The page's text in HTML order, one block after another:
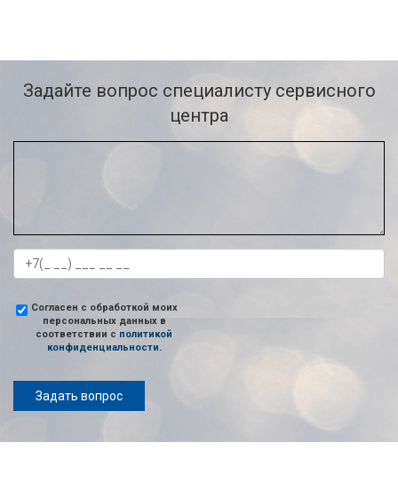
Задайте вопрос специалисту сервисного
центра
Согласен с обработкой моих
персональных данных в
соответствии с политикой
конфиденциальности.
Задать вопрос